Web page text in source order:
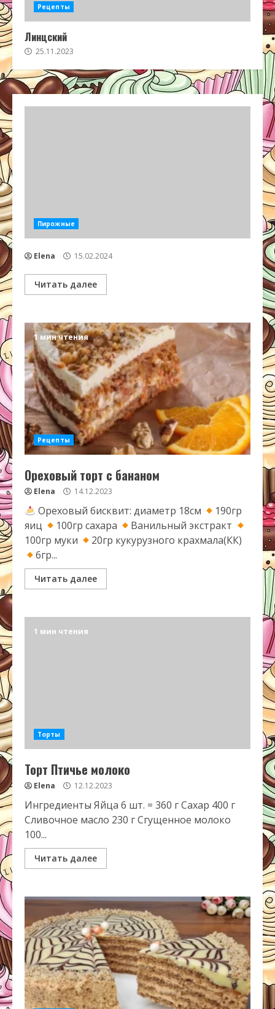
Рецепты
Линцский
25.11.2023
Пирожные
Elena 15.02.2024
Читать далее
1 мин чтения
Рецепты
Ореховый торт с бананом
Elena 14.12.2023
Ореховый бисквит: диаметр 18см
190гр
яиц
100гр сахара
Ванильный экстракт
100гр муки
20гр кукурузного крахмала(КК)
6гр...
Читать далее
1 мин чтения
Торты
Торт Птичье молоко
Elena 12.12.2023
Ингредиенты Яйца 6 шт. = 360 г Сахар 400 г
Сливочное масло 230 г Сгущенное молоко
100...
Читать далее